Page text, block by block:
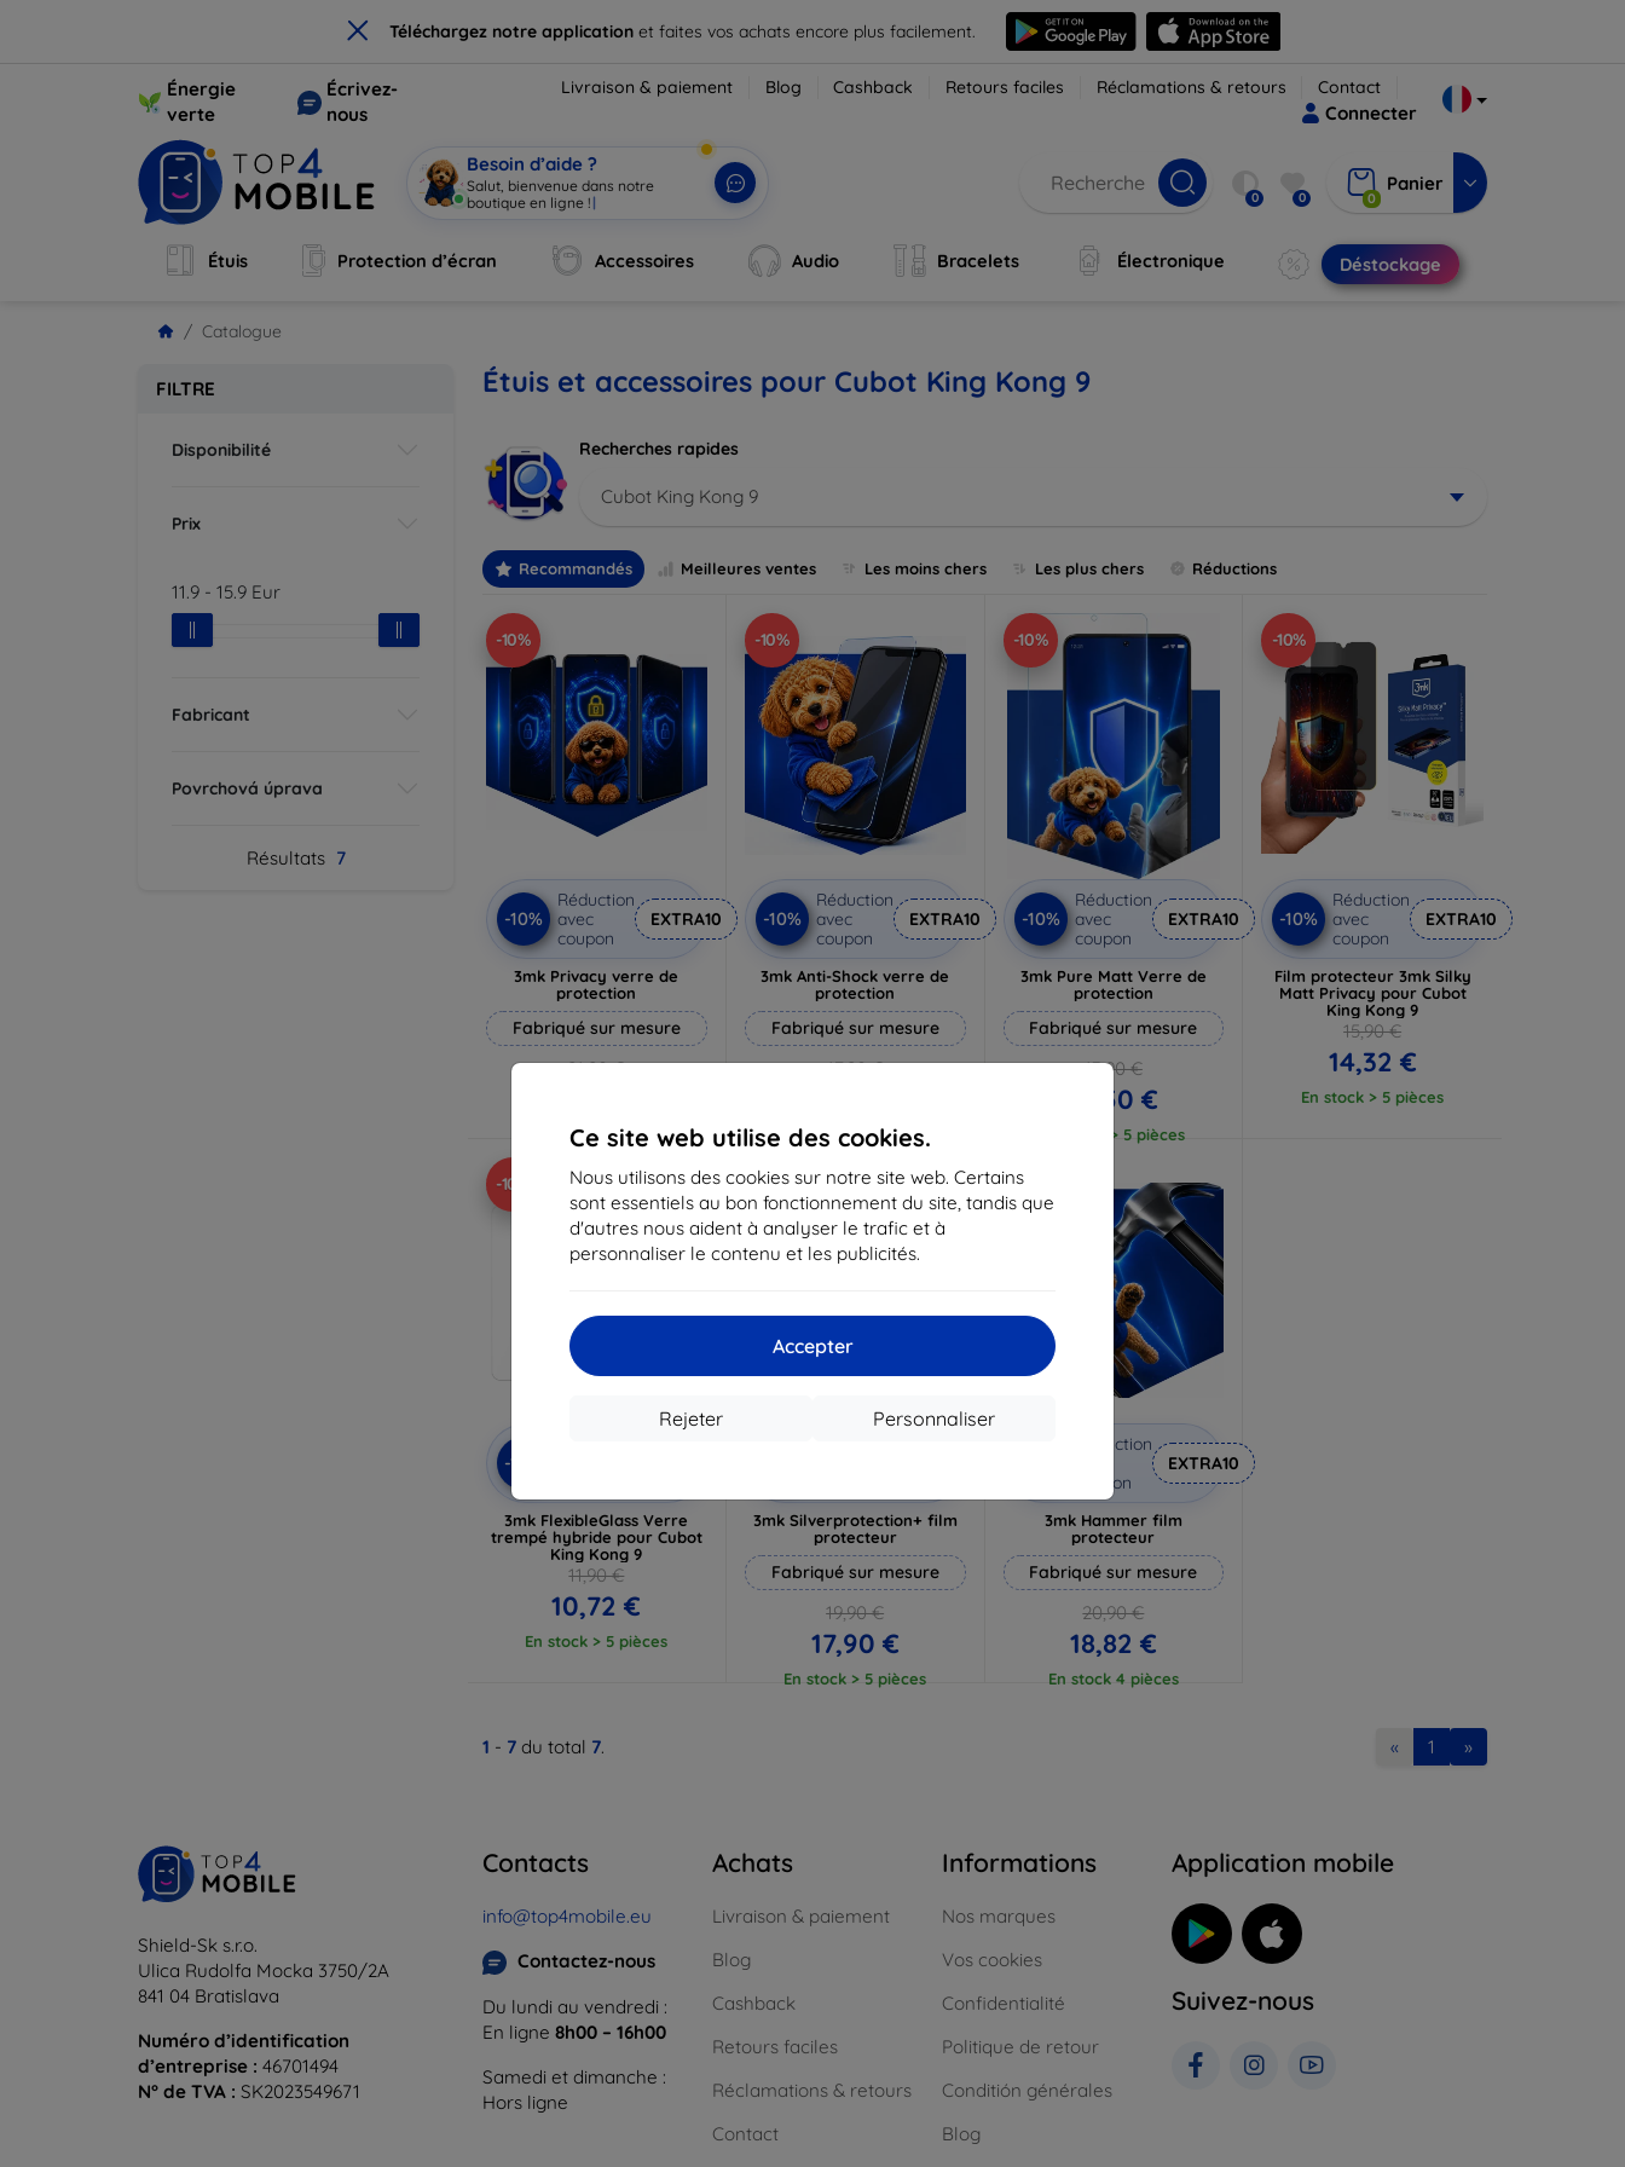
× Téléchargez notre application et faites vos achats encore plus facilement.
Ce site web utilise des cookies.
Nous utilisons des cookies sur notre site web. Certains
sont essentiels au bon fonctionnement du site, tandis que
d'autres nous aident à analyser le trafic et à
personnaliser le contenu et les publicités.
Accepter
Personnaliser
Rejeter
Énergie
verte
Écrivez-
nous
Livraison & paiement Blog Cashback Retours faciles Réclamations & retours Contact
Connecter
Besoin d’aide ?
Salut, bienvenue dans notre
boutique en ligne ! | 0 0 0
Panier
Étuis Protection d’écran Accessoires Audio Bracelets Électronique Déstockage
Catalogue
FILTRE
Disponibilité
Prix
11.9 - 15.9 Eur
Fabricant
Povrchová úprava
Résultats 7
Étuis et accessoires pour Cubot King Kong 9
Recherches rapides
Cubot King Kong 9
Recommandés Meilleures ventes Les moins chers Les plus chers Réductions
-10%
-10%
Réduction
avec
coupon
EXTRA10
3mk Privacy verre de
protection
Fabriqué sur mesure
21,90 €
En stock 3 pièces
-10%
-10%
Réduction
avec
coupon
EXTRA10
3mk Anti-Shock verre de
protection
Fabriqué sur mesure
17,90 €
En stock > 5 pièces
-10%
-10%
Réduction
avec
coupon
EXTRA10
3mk Pure Matt Verre de
protection
Fabriqué sur mesure
13,90 €
12,50 €
En stock > 5 pièces
-10%
-10%
Réduction
avec
coupon
EXTRA10
Film protecteur 3mk Silky
Matt Privacy pour Cubot
King Kong 9
15,90 €
14,32 €
En stock > 5 pièces
-10%
-10%
3mk FlexibleGlass Verre
trempé hybride pour Cubot
King Kong 9
11,90 €
10,72 €
En stock > 5 pièces
-10%
3mk Silverprotection+ film
protecteur
Fabriqué sur mesure
19,90 €
17,90 €
En stock > 5 pièces
-10%
Réduction
coupon
EXTRA10
3mk Hammer film
protecteur
Fabriqué sur mesure
20,90 €
18,82 €
En stock 4 pièces
1 - 7 du total 7. « 1 »
Shield-Sk s.r.o.
Ulica Rudolfa Mocka 3750/2A
841 04 Bratislava
Numéro d’identification
d’entreprise : 46701494
N° de TVA : SK2023549671
Contacts
info@top4mobile.eu
Contactez-nous
Du lundi au vendredi :
En ligne 8h00 – 16h00
Samedi et dimanche :
Hors ligne
Achats
Livraison & paiement
Blog
Cashback
Retours faciles
Réclamations & retours
Contact
Informations
Nos marques
Vos cookies
Confidentialité
Politique de retour
Conditión générales
Blog
Application mobile
Suivez-nous